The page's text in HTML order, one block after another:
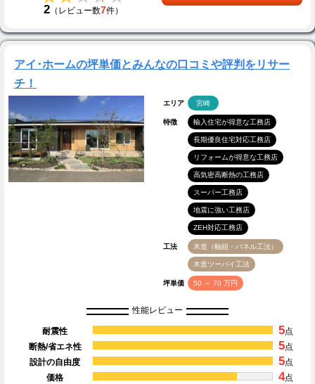
2（レビュー数7件）
アイ･ホームの坪単価とみんなの口コミや評判をリサー
チ！
エリア 宮崎
特徴 輸入住宅が得意な工務店
長期優良住宅対応工務店
リフォームが得意な工務店
高気密高断熱の工務店
スーパー工務店
地震に強い工務店
ZEH対応工務店
工法 木造（軸組・パネル工法）
木造ツーバイ工法
坪単価 50 ～ 70 万円
性能レビュー
耐震性 5点
断熱/省エネ性
5点
設計の自由度
5点
価格
4点